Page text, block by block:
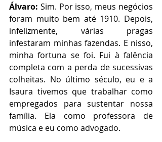
Álvaro: Sim. Por isso, meus negócios
foram muito bem até 1910. Depois,
infelizmente, várias pragas
infestaram minhas fazendas. E nisso,
minha fortuna se foi. Fui à falência
completa com a perda de sucessivas
colheitas. No último século, eu e a
Isaura tivemos que trabalhar como
empregados para sustentar nossa
família. Ela como professora de
música e eu como advogado.